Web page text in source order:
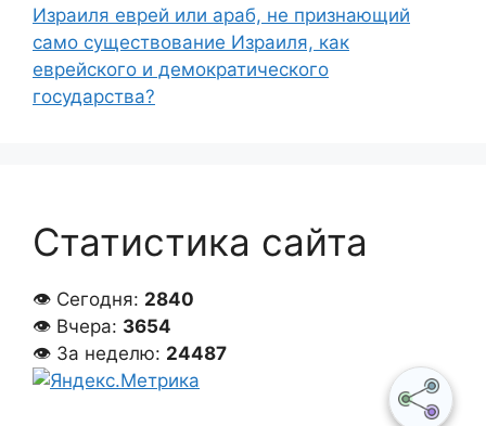
Израиля еврей или араб, не признающий
само существование Израиля, как
еврейского и демократического
государства?
Статистика сайта
👁 Сегодня: 2840
👁 Вчера: 3654
👁 За неделю: 24487